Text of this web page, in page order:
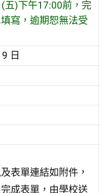
五)下午17:00前，完
寫，逾期恕無法受
日
表單連結如附件，
成表單，由學校送